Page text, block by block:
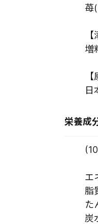
苺
増
日
栄養成
エ
脂
た
炭